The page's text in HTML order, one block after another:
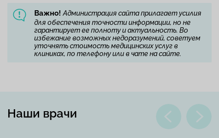
Важно! Администрация сайта прилагает усилия
для обеспечения точности информации, но не
гарантирует ее полноту и актуальность. Во
избежание возможных недоразумений, советуем
уточнять стоимость медицинских услуг в
клиниках, по телефону или в чате на сайте.
Наши врачи